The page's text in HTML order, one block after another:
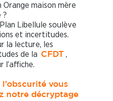
maison mère
?
Libellule soulève
et incertitudes.
la lecture, les
de la CFDT
,
l’affiche.
l’obscurité vous
notre décryptage